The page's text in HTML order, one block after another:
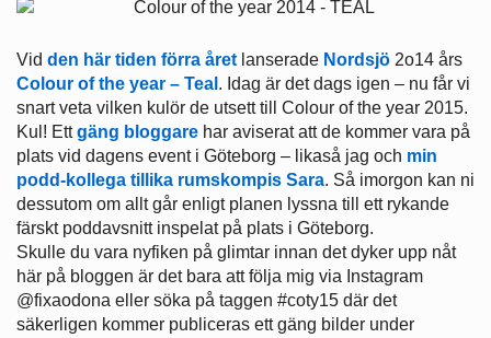
Vid den här tiden förra året lanserade Nordsjö 2o14 års
Colour of the year – Teal . Idag är det dags igen – nu får vi
snart veta vilken kulör de utsett till Colour of the year 2015.
Kul! Ettgäng bloggare har aviserat att de kommer vara på
plats vid dagens event i Göteborg – likaså jag och min
podd-kollega tillika rumskompis Sara. Så imorgon kan ni
dessutom om allt går enligt planen lyssna till ett rykande
färskt poddavsnitt inspelat på plats i Göteborg.
Skulle du vara nyfiken på glimtar innan det dyker upp nåt
här på bloggen är det bara att följa mig via Instagram
@fixaodona eller söka på taggen #coty15 där det
säkerligen kommer publiceras ett gäng bilder under